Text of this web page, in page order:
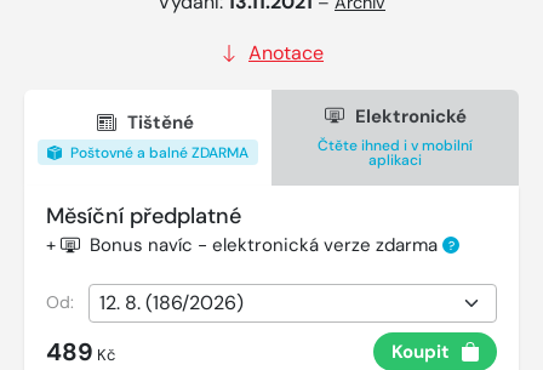
Anotace
Tištěné
Poštovné a balné ZDARMA
Elektronické
Čtěte ihned i v mobilní
aplikaci
Měsíční předplatné
+ Bonus navíc - elektronická verze zdarma ?
Od:
489 Kč Koupit